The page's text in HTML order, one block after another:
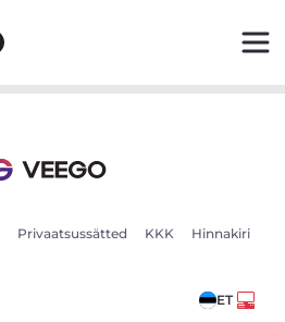
Privaatsussätted KKK Hinnakiri
ET